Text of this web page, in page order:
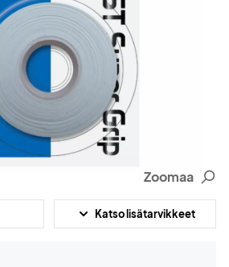
Zoomaa
Katso lisätarvikkeet